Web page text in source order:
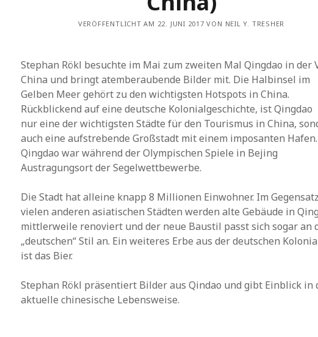
VERÖFFENTLICHT AM 22. JUNI 2017 VON NEIL Y. TRESHER
Stephan Rökl besuchte im Mai zum zweiten Mal Qingdao in der
China und bringt atemberaubende Bilder mit. Die Halbinsel im
Gelben Meer gehört zu den wichtigsten Hotspots in China.
Rückblickend auf eine deutsche Kolonialgeschichte, ist
nur eine der wichtigsten Städte für den Tourismus in China,
auch eine aufstrebende Großstadt mit einem imposanten Hafen.
Qingdao war während der Olympischen Spiele in Bejing
Austragungsort der Segelwettbewerbe.
Die Stadt hat alleine knapp 8 Millionen Einwohner. Im
vielen anderen asiatischen Städten werden alte Gebäude in
mittlerweile renoviert und der neue Baustil passt sich sogar an
„deutschen“ Stil an. Ein weiteres Erbe aus der deutschen
ist das Bier.
Stephan Rökl präsentiert Bilder aus Qindao und gibt Einblick in
aktuelle chinesische Lebensweise.